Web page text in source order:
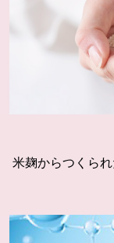
米麹からつくら